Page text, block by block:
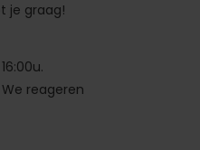
je graag!
We reageren